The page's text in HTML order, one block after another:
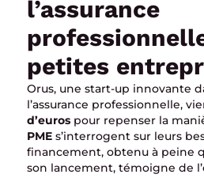
l’assurance
petites
Orus, une start-up innovante
l’assurance professionnelle,
d’euros pour repenser la
PME s’interrogent sur leurs
financement, obtenu à peine
son lancement, témoigne de